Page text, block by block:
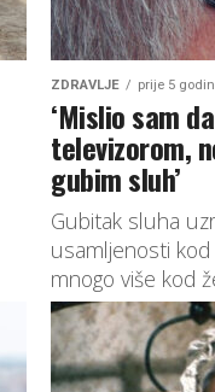
ZDRAVLJE prije 5
‘Mislio sam
televizorom,
gubim sluh’
Gubitak sluha
usamljenosti
mnogo više kod